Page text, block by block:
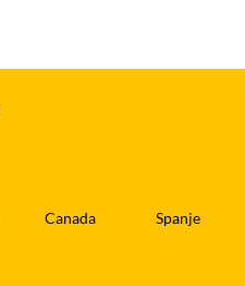
Canada Spanje